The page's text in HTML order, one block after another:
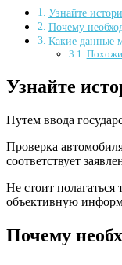
Узнайте
Почему
Какие данные
Узнайте
Путем ввода
Проверка
соответствует
Не стоит
объективную
Почему